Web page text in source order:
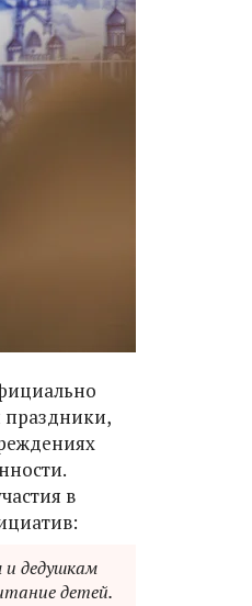
праздники,
в
дедушкам
детей.